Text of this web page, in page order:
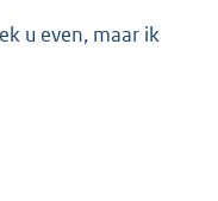
u even, maar ik